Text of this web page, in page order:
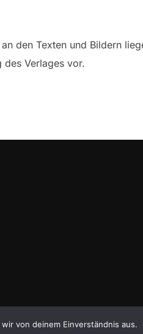
den Texten und Bildern
des Verlages vor.
von deinem Einverständnis aus.